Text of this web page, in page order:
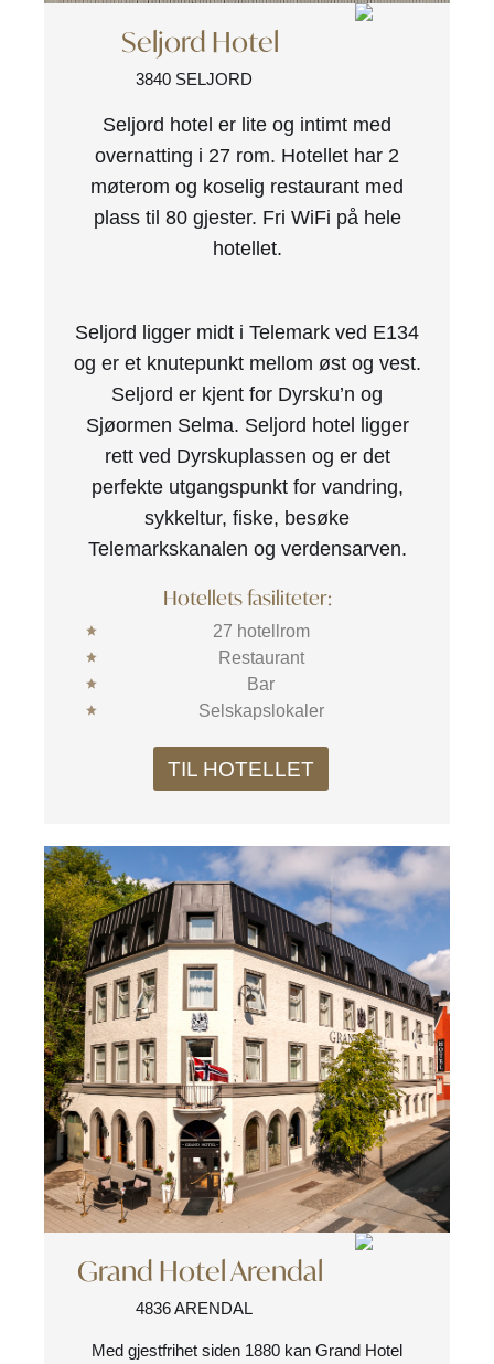
Seljord Hotel
3840 SELJORD
Seljord hotel er lite og intimt med
overnatting i 27 rom. Hotellet har 2
møterom og koselig restaurant med
plass til 80 gjester. Fri WiFi på hele
hotellet.
Seljord ligger midt i Telemark ved E134
og er et knutepunkt mellom øst og vest.
Seljord er kjent for Dyrsku’n og
Sjøormen Selma. Seljord hotel ligger
rett ved Dyrskuplassen og er det
perfekte utgangspunkt for vandring,
sykkeltur, fiske, besøke
Telemarkskanalen og verdensarven.
Hotellets fasiliteter:
27 hotellrom
Restaurant
Bar
Selskapslokaler
TIL HOTELLET
Grand Hotel Arendal
4836 ARENDAL
Med gjestfrihet siden 1880 kan Grand Hotel